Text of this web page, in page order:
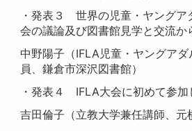
・発表３ 世界の児童・ヤング
会の議論及び図書館見学と交流か
中野陽子（IFLA児童・ヤングア
員、鎌倉市深沢図書館）
・発表４ IFLA大会に初めて参加
吉田倫子（立教大学兼任講師、元